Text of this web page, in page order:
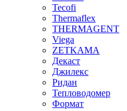
Tecofi
Thermaflex
THERMAGENT
Viega
ZETKAMA
Декаст
Джилекс
Ридан
Тепловодомер
Формат